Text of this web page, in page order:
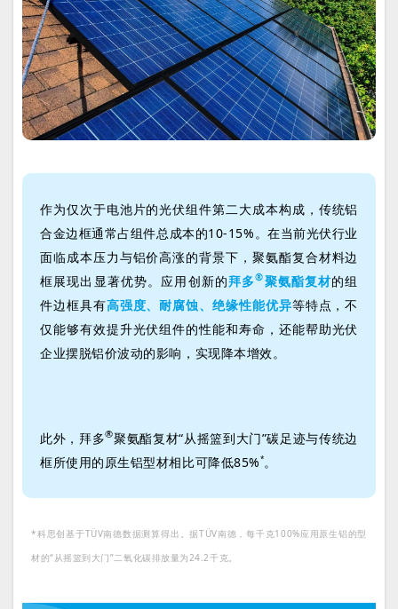
作为仅次于电池片的光伏组件第二大成本构成，传统铝
合金边框通常占组件总成本的10-15%。在当前光伏行业
面临成本压力与铝价高涨的背景下，聚氨酯复合材料边
框展现出显著优势。应用创新的拜多®聚氨酯复材的组
件边框具有高强度、耐腐蚀、绝缘性能优异等特点，不
仅能够有效提升光伏组件的性能和寿命，还能帮助光伏
企业摆脱铝价波动的影响，实现降本增效。
此外，拜多®聚氨酯复材“从摇篮到大门”碳足迹与传统边
框所使用的原生铝型材相比可降低85%*。
*科思创基于TÜV南德数据测算得出。据TÜV南德，每千克100%应用原生铝的型
材的“从摇篮到大门”二氧化碳排放量为24.2千克。